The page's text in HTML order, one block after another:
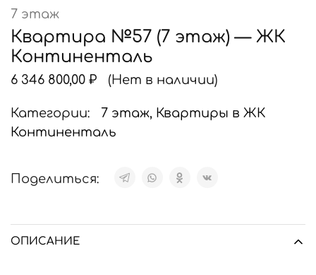
7 этаж
Квартира №57 (7 этаж) — ЖК
Континенталь
6 346 800,00 ₽ (Нет в наличии)
Категории: 7 этаж, Квартиры в ЖК
Континенталь
Поделиться:
ОПИСАНИЕ